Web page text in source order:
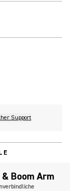
Support
Boom Arm